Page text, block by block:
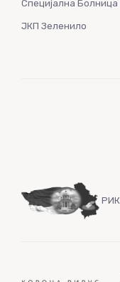
Специјална Болница
ЈКП Зеленило
РИК